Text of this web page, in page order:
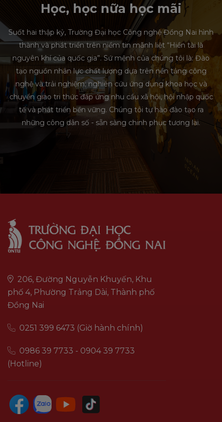
Học, học nữa học mãi
Suốt hai thập kỷ, Trường Đại học Công nghệ Đồng Nai hình
thành và phát triển trên niềm tin mãnh liệt “Hiền tài là
nguyên khí của quốc gia”. Sứ mệnh của chúng tôi là: Đào
tạo nguồn nhân lực chất lượng dựa trên nền tảng công
nghệ và trải nghiệm; nghiên cứu ứng dụng khoa học và
chuyển giao tri thức đáp ứng nhu cầu xã hội, hội nhập quốc
tế và phát triển bền vững. Chúng tôi tự hào đào tạo ra
những công dân số - sẵn sàng chinh phục tương lai.
206, Đường Nguyễn Khuyến, Khu
phố 4, Phường Trảng Dài, Thành phố
Đồng Nai
0251 399 6473 (Giờ hành chính)
0986 39 7733 - 0904 39 7733
(Hotline)